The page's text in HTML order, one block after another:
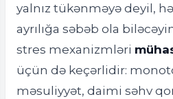
yalnız tükənməyə deyil,
ayrılığa səbəb ola
stres mexanizmləri
üçün də keçərlidir:
məsuliyyət, daimi səhv